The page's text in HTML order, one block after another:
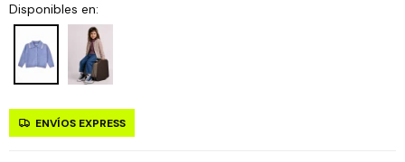
Disponibles en:
ENVÍOS EXPRESS